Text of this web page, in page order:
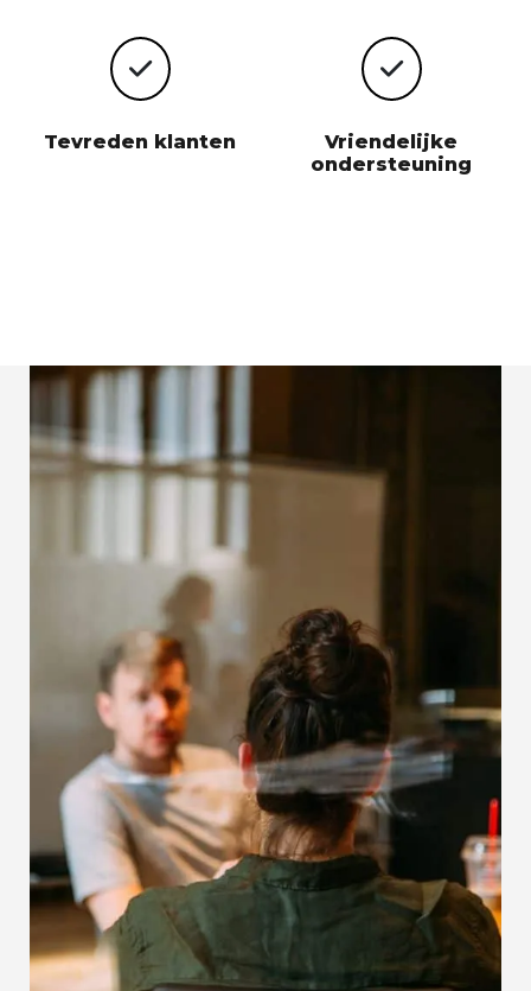
Tevreden klanten
Vriendelijke
ondersteuning